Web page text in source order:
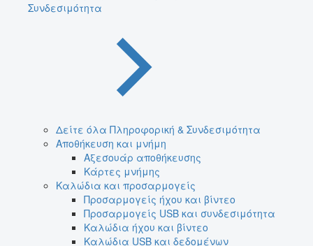
Συνδεσιμότητα
Δείτε όλα Πληροφορική & Συνδεσιμότητα
Αποθήκευση και μνήμη
Αξεσουάρ αποθήκευσης
Κάρτες μνήμης
Καλώδια και προσαρμογείς
Προσαρμογείς ήχου και βίντεο
Προσαρμογείς USB και συνδεσιμότητα
Καλώδια ήχου και βίντεο
Καλώδια USB και δεδομένων